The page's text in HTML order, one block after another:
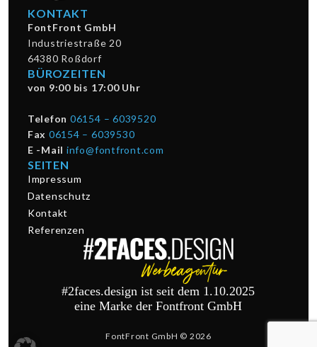
KONTAKT
FontFront GmbH
Industriestraße 20
64380 Roßdorf
BÜROZEITEN
von 9:00 bis 17:00 Uhr
Telefon 06154 – 6039520
Fax 06154 – 6039530
E -Mail info@fontfront.com
SEITEN
Impressum
Datenschutz
Kontakt
Referenzen
#2faces.design ist seit dem 1.10.2025
eine Marke der Fontfront GmbH
FontFront GmbH © 2026